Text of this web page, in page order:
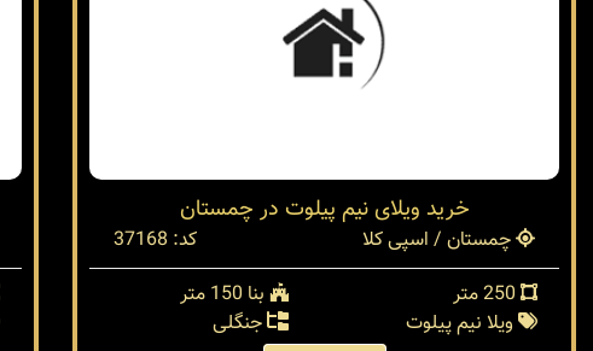
خرید ویلای نیم پیلوت در چمستان
چمستان / اسپی کلا